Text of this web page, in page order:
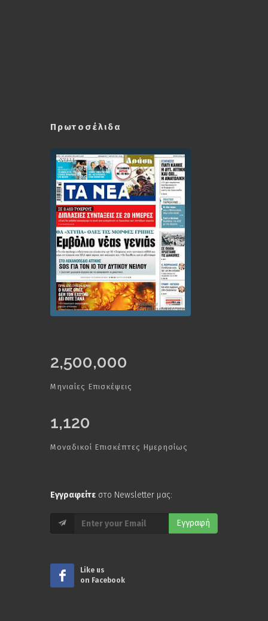
Πρωτοσέλιδα
2,500,000
Μηνιαίες Επισκέψεις
1,120
Μοναδικοί Επισκέπτες Ημερησίως
Εγγραφείτε στο Newsletter μας:
Εγγραφή
Like us
on Facebook